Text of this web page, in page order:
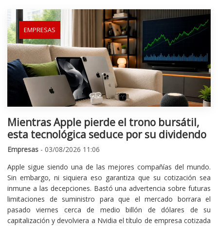
EMPRESAS
Mientras Apple pierde el trono bursátil,
esta tecnológica seduce por su dividendo
Empresas - 03/08/2026 11:06
Apple sigue siendo una de las mejores compañías del mundo.
Sin embargo, ni siquiera eso garantiza que su cotización sea
inmune a las decepciones. Bastó una advertencia sobre futuras
limitaciones de suministro para que el mercado borrara el
pasado viernes cerca de medio billón de dólares de su
capitalización y devolviera a Nvidia el título de empresa cotizada